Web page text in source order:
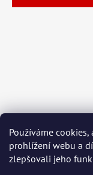
Používáme
prohlížení webu a
zlepšovali jeho